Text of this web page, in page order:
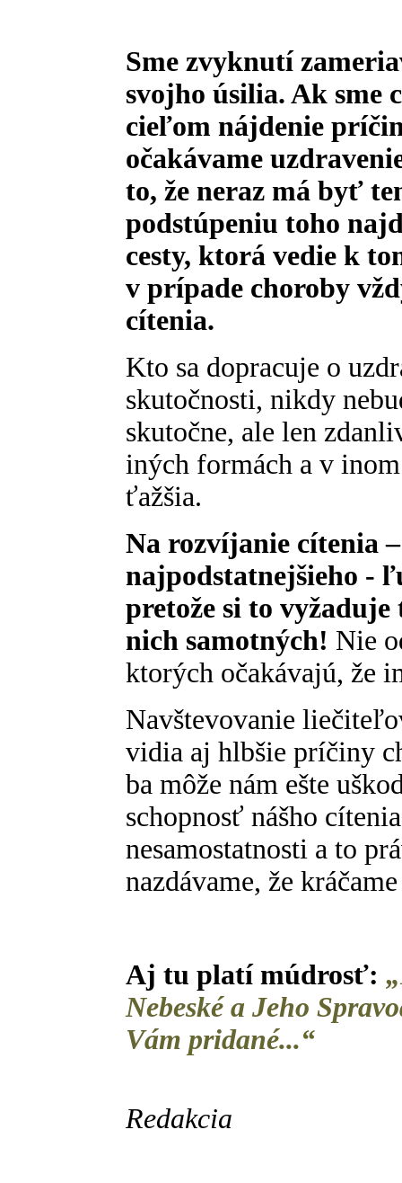
Sme zvyknutí
svojho úsilia. Ak sme
cieľom nájdenie
očakávame
to, že neraz má byť
podstúpeniu toho
cesty, ktorá vedie k
v prípade choroby
cítenia.
Kto sa dopracuje o
skutočnosti, nikdy
skutočne, ale len
iných formách a v inom
ťažšia.
Na rozvíjanie cítenia
najpodstatnejšieho -
pretože si to
nich samotných! Nie
ktorých očakávajú, že
Navštevovanie
vidia aj hlbšie príčiny
ba môže nám ešte
schopnosť nášho
nesamostatnosti a to
nazdávame, že
Aj tu platí múdrosť:
Nebeské a Jeho
Vám pridané...“
Redakcia